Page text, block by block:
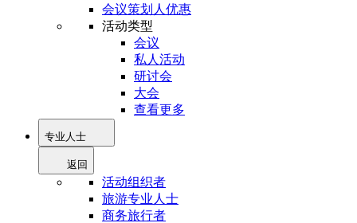
会议策划人优惠
活动类型
会议
私人活动
研讨会
大会
查看更多
专业人士
返回
活动组织者
旅游专业人士
商务旅行者